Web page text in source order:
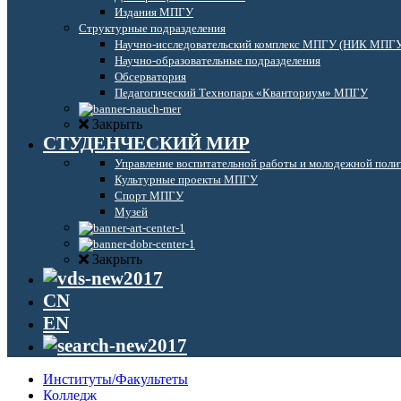
Издания МПГУ
Структурные подразделения
Научно-исследовательский комплекс МПГУ (НИК
Научно-образовательные подразделения
Обсерватория
Педагогический Технопарк «Кванториум» МПГУ
Закрыть
СТУДЕНЧЕСКИЙ МИР
Управление воспитательной работы и молодежной
Культурные проекты МПГУ
Спорт МПГУ
Музей
Закрыть
CN
EN
Институты/Факультеты
Колледж